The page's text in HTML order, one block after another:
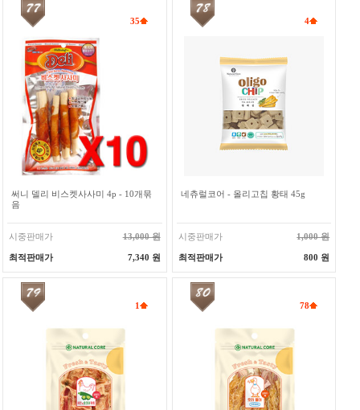
35
써니 델리 비스켓사사미 4p - 10개묶
음
시중판매가 13,000 원
최적판매가 7,340 원
4
네츄럴코어 - 올리고칩 황태 45g
시중판매가 1,000 원
최적판매가 800 원
1 78